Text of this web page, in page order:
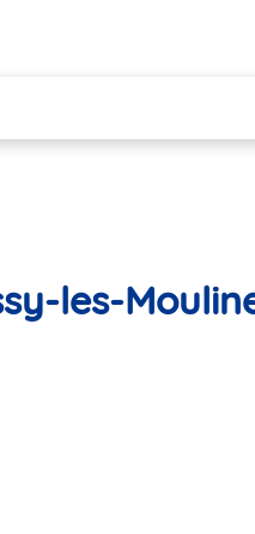
les-